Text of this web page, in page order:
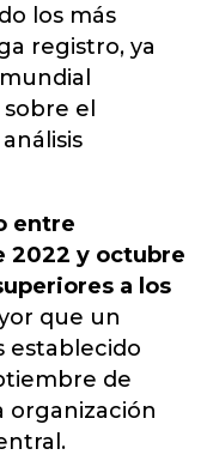
los más
registro, ya
sobre el
entre
2022 y octubre
a los
que un
establecido
de
organización